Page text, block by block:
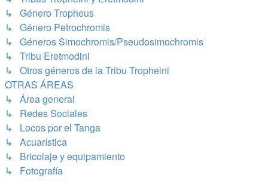
↳ Género Tropheus
↳ Género Petrochromis
↳ Géneros Simochromis/Pseudosimochromis
↳ Tribu Eretmodini
↳ Otros géneros de la Tribu Tropheini
OTRAS ÁREAS
↳ Área general
↳ Redes Sociales
↳ Locos por el Tanga
↳ Acuarística
↳ Bricolaje y equipamiento
↳ Fotografía